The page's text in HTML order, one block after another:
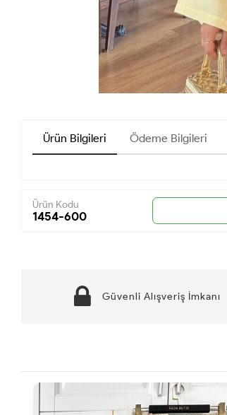
Ürün Bilgileri Ödeme Bilgileri
Ürün Kodu
1454-600
Güvenli Alışveriş İmkanı